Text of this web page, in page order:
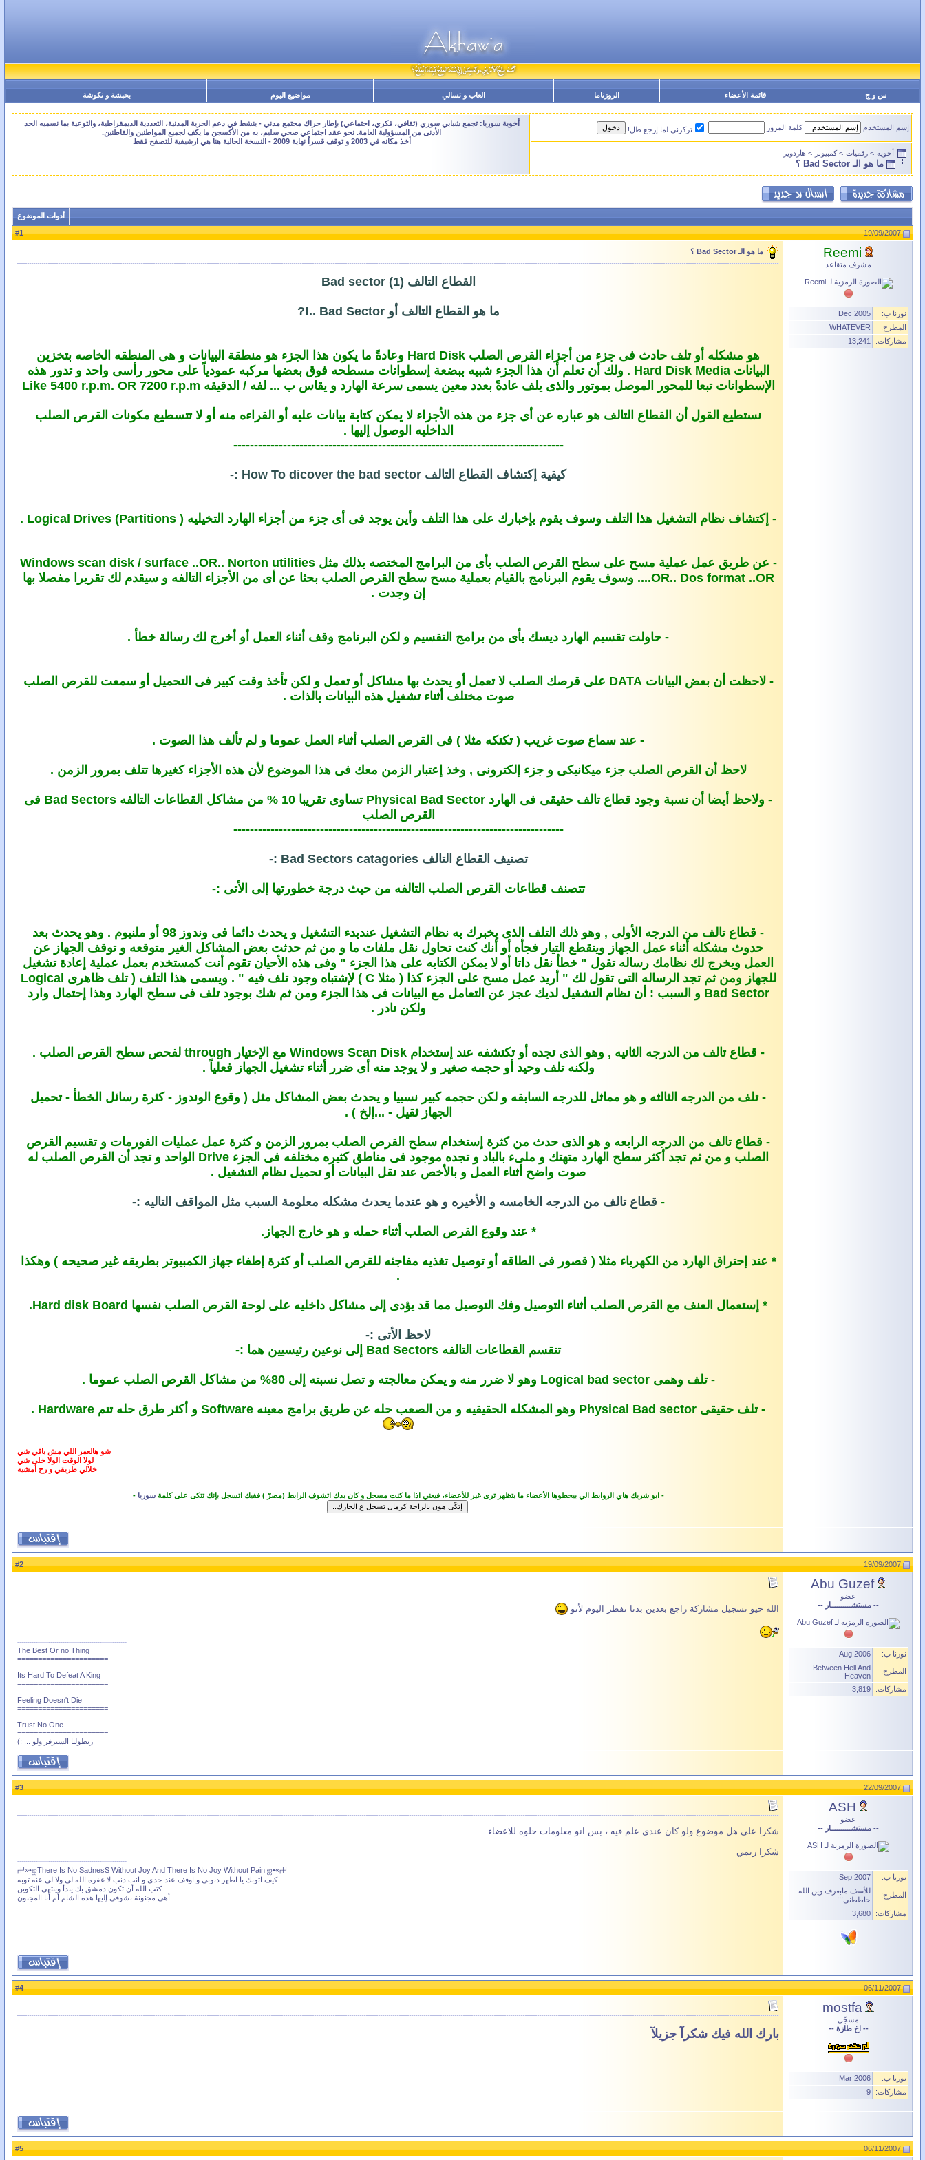
س و ج قائمة الأعضاء الروزناما العاب و تسالي مواضيع اليوم بحبشة و نكوشة
إسم المستخدم كلمة المرور تزكرني لما إرجع طل!
أخوية سوريا: تجمع شبابي سوري (ثقافي، فكري، اجتماعي) بإطار حراك مجتمع مدني - ينشط في دعم الحرية المدنية، التعددية الديمقراطية، والتوعية بما نسميه الحد
الأدنى من المسؤولية العامة. نحو عقد اجتماعي صحي سليم، به من الأكسجن ما يكف لجميع المواطنين والقاطنين.
أخذ مكانه في 2003 و توقف قسراً نهاية 2009 - النسخة الحالية هنا هي ارشيفية للتصفح فقط
أخوية > رقميات >كمبيوتر > هاردوير
ما هو الـ Bad Sector ؟
أدوات الموضوع
19/09/2007
#
1
Reemi
مشرف متقاعد
نورنا ب:
Dec 2005
المطرح:
WHATEVER
مشاركات:
13,241
ما هو الـ Bad Sector ؟
القطاع التالف (1) Bad sector
ما هو القطاع التالف أو Bad Sector ..!?
هو مشكله أو تلف حادث فى جزء من أجزاء القرص الصلب Hard Disk وعادةً ما يكون هذا الجزء هو منطقة البيانات و هى المنطقه الخاصه بتخزين
البيانات Hard Disk Media . ولك أن تعلم أن هذا الجزء شبيه ببضعة إسطوانات مسطحه فوق بعضها مركبه عمودياًً على محور رأسى واحد و تدور هذه
الإسطوانات تبعا للمحور الموصل بموتور والذى يلف عادةً بعدد معين يسمى سرعة الهارد و يقاس ب ... لفه / الدقيقه Like 5400 r.p.m. OR 7200 r.p.m
نستطيع القول أن القطاع التالف هو عباره عن أى جزء من هذه الأجزاء لا يمكن كتابة بيانات عليه أو القراءه منه أو لا تتسطيع مكونات القرص الصلب
الداخليه الوصول إليها .
--------------------------------------------------------------------------------
كيقية إكتشاف القطاع التالف How To dicover the bad sector :-
- إكتشاف نظام التشغيل هذا التلف وسوف يقوم بإخبارك على هذا التلف وأين يوجد فى أى جزء من أجزاء الهارد التخيليه Logical Drives (Partitions ) .
- عن طريق عمل عملية مسح على سطح القرص الصلب بأى من البرامج المختصه بذلك مثل Windows scan disk / surface ..OR.. Norton utilities
..OR.. Dos format ..OR.. وسوف يقوم البرنامج بالقيام بعملية مسح سطح القرص الصلب بحثا عن أى من الأجزاء التالفه و سيقدم لك تقريرا مفصلا بها
إن وجدت .
- حاولت تقسيم الهارد ديسك بأى من برامج التقسيم و لكن البرنامج وقف أثناء العمل أو أخرج لك رسالة خطأ .
- لاحظت أن بعض البيانات DATA على قرصك الصلب لا تعمل أو يحدث بها مشاكل أو تعمل و لكن تأخذ وقت كبير فى التحميل أو سمعت للقرص الصلب
صوت مختلف أثناء تشغيل هذه البيانات بالذات .
- عند سماع صوت غريب ( تكتكه مثلا ) فى القرص الصلب أثناء العمل عموما و لم تألف هذا الصوت .
لاحظ أن القرص الصلب جزء ميكانيكى و جزء إلكترونى , وخذ إعتبار الزمن معك فى هذا الموضوع لأن هذه الأجزاء كغيرها تتلف بمرور الزمن .
- ولاحظ أيضا أن نسبة وجود قطاع تالف حقيقى فى الهارد Physical Bad Sector تساوى تقريبا 10 % من مشاكل القطاعات التالفه Bad Sectors فى
القرص الصلب
--------------------------------------------------------------------------------
تصنيف القطاع التالف Bad Sectors catagories :-
تتصنف قطاعات القرص الصلب التالفه من حيث درجة خطورتها إلى الأتى :-
- قطاع تالف من الدرجه الأولى , وهو ذلك التلف الذى يخبرك به نظام التشغيل عندبدء التشغيل و يحدث دائما فى وندوز 98 أو ملنيوم . وهو يحدث بعد
حدوث مشكله أثناء عمل الجهاز وينقطع التيار فجأه أو أنك كنت تحاول نقل ملفات ما و من ثم حدثت بعض المشاكل الغير متوقعه و توقف الجهاز عن
العمل ويخرج لك نظامك رساله تقول " خطأ نقل داتا أو لا يمكن الكتابه على هذا الجزء " وفى هذه الأحيان تقوم أنت كمستخدم بعمل عملية إعادة تشغيل
للجهاز ومن ثم تجد الرساله التى تقول لك " أريد عمل مسح على الجزء كذا ( مثلا C ) لإشتباه وجود تلف فيه " . ويسمى هذا التلف ( تلف ظاهرى Logical
Bad Sector و السبب : أن نظام التشغيل لديك عجز عن التعامل مع البيانات فى هذا الجزء ومن ثم شك بوجود تلف فى سطح الهارد وهذا إحتمال وارد
ولكن نادر .
- قطاع تالف من الدرجه الثانيه , وهو الذى تجده أو تكتشفه عند إستخدام Windows Scan Disk مع الإختيار through لفحص سطح القرص الصلب .
ولكنه تلف وحيد أو حجمه صغير و لا يوجد منه أى ضرر أثناء تشغيل الجهاز فعلياً .
- تلف من الدرجه الثالثه و هو مماثل للدرجه السابقه و لكن حجمه كبير نسبيا و يحدث بعض المشاكل مثل ( وقوع الوندوز - كثرة رسائل الخطأ - تحميل
الجهاز ثقيل - ...إلخ ) .
- قطاع تالف من الدرجه الرابعه و هو الذى حدث من كثرة إستخدام سطح القرص الصلب بمرور الزمن و كثرة عمل عمليات الفورمات و تقسيم القرص
الصلب و من ثم تجد أكثر سطح الهارد متهتك و ملىء بالباد و تجده موجود فى مناطق كثيره مختلفه فى الجزء Drive الواحد و تجد أن القرص الصلب له
صوت واضح أثناء العمل و بالأخص عند نقل البيانات أو تحميل نظام التشغيل .
- قطاع تالف من الدرجه الخامسه و الأخيره و هو عندما يحدث مشكله معلومة السبب مثل المواقف التاليه :-
* عند وقوع القرص الصلب أثناء حمله و هو خارج الجهاز.
* عند إحتراق الهارد من الكهرباء مثلا ( قصور فى الطاقه أو توصيل تغذيه مفاجئه للقرص الصلب أو كثرة إطفاء جهاز الكمبيوتر بطريقه غير صحيحه ) وهكذا
.
* إستعمال العنف مع القرص الصلب أثناء التوصيل وفك التوصيل مما قد يؤدى إلى مشاكل داخليه على لوحة القرص الصلب نفسها Hard disk Board.
لاحظ الأتى :-
تنقسم القطاعات التالفه Bad Sectors إلى نوعين رئيسيين هما :-
- تلف وهمى Logical bad sector وهو لا ضرر منه و يمكن معالجته و تصل نسبته إلى 80% من مشاكل القرص الصلب عموما .
- تلف حقيقى Physical Bad sector وهو المشكله الحقيقيه و من الصعب حله عن طريق برامج معينه Software و أكثر طرق حله تتم Hardware .
شو هالعمر اللي مش باقي شي
لولا الوقت الولا خلى شي
خلالي طريقي و رح أمشيه
- ابو شريك هاي الروابط الي بيحطوها الأعضاء ما بتظهر ترى غير للأعضاء، فيعني اذا ما كنت مسجل و كان بدك اتشوف الرابط (مصرّ ) ففيك اتسجل بإنك تتكى على كلمةسوريا -
19/09/2007
#
2
Abu Guzef
عضو
-- مستشــــــــــار --
نورنا ب: Aug 2006
المطرح:
Between Hell And
Heaven
مشاركات:
3,819
الله حيو تسجيل مشاركة راجع بعدين بدنا نفطر اليوم لأنو
The Best Or no Thing
======================
Its Hard To Defeat A King
======================
Feeling Doesn't Die
======================
Trust No One
======================
زبطولنا السيرفر ولو ... :)
22/09/2007
#
3
ASH
عضو
-- مستشــــــــــار --
نورنا ب: Sep 2007
المطرح:
للأسف مابعرف وين الله
حاططني!!!
مشاركات:
3,680
شكرا على هل موضوع ولو كان عندي علم فيه ، بس انو معلومات حلوه للاعضاء
شكرا ريمي
卍»•ஐThere Is No SadnesS Without Joy,And There Is No Joy Without Pain ஐ•«卍
كيف اتوبك يا اطهر ذنوبي و اوقف عند حدي و انت ذنب لا غفره الله لي ولا لي عنه توبه
كتب الله أن تكون دمشق بك يبدأ وينتهي التكوين
أهي مجنونة بشوقي إليها هذه الشام أم أنا المجنون
06/11/2007
#
4
mostfa
مسجّل
-- اخ طازة --
نورنا ب:
Mar 2006
مشاركات:
9
بارك الله فيك شكرآ جزيلآ
06/11/2007
#
5